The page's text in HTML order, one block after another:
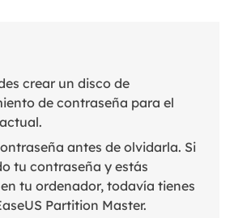
crear un disco de
de contraseña para el
antes de olvidarla. Si
tu contraseña y estás
tu ordenador, todavía tienes
Partition Master.